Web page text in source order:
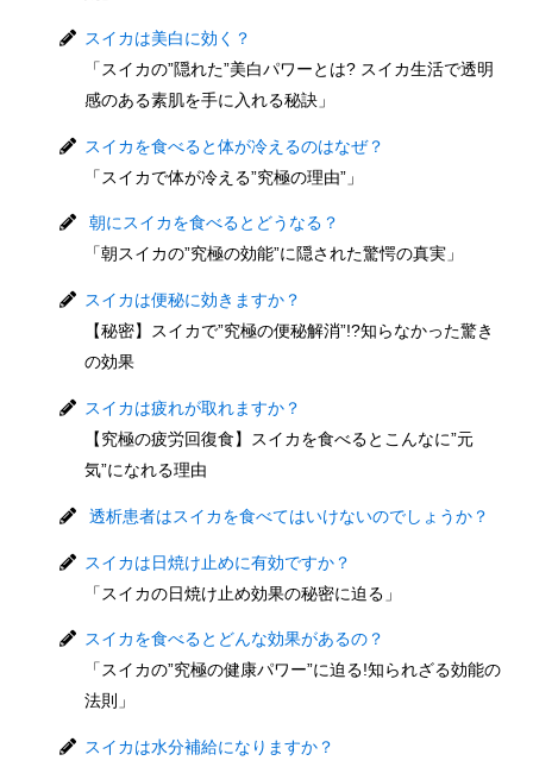
スイカは美白に効く？
「スイカの”隠れた”美白パワーとは? スイカ生活で透明
感のある素肌を手に入れる秘訣」
スイカを食べると体が冷えるのはなぜ？
「スイカで体が冷える”究極の理由”」
朝にスイカを食べるとどうなる？
「朝スイカの”究極の効能”に隠された驚愕の真実」
スイカは便秘に効きますか？
【秘密】スイカで”究極の便秘解消”!?知らなかった驚き
の効果
スイカは疲れが取れますか？
【究極の疲労回復食】スイカを食べるとこんなに”元
気”になれる理由
透析患者はスイカを食べてはいけないのでしょうか？
スイカは日焼け止めに有効ですか？
「スイカの日焼け止め効果の秘密に迫る」
スイカを食べるとどんな効果があるの？
「スイカの”究極の健康パワー”に迫る!知られざる効能の
法則」
スイカは水分補給になりますか？